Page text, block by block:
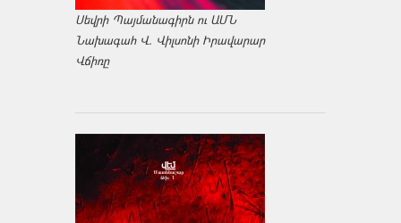
Սեվրի Պայմանագիրն ու ԱՄՆ
Նախագահ Վ. Վիլսոնի Իրավարար
Վճիռը